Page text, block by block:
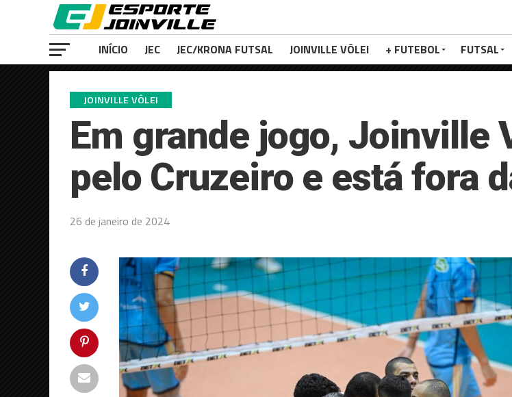
INÍCIO JEC JEC/KRONA FUTSAL JOINVILLE VÔLEI + FUTEBOL FUTSAL
JOINVILLE VÔLEI
Em grande jogo, Joinville
pelo Cruzeiro e está fora
26 de janeiro de 2024